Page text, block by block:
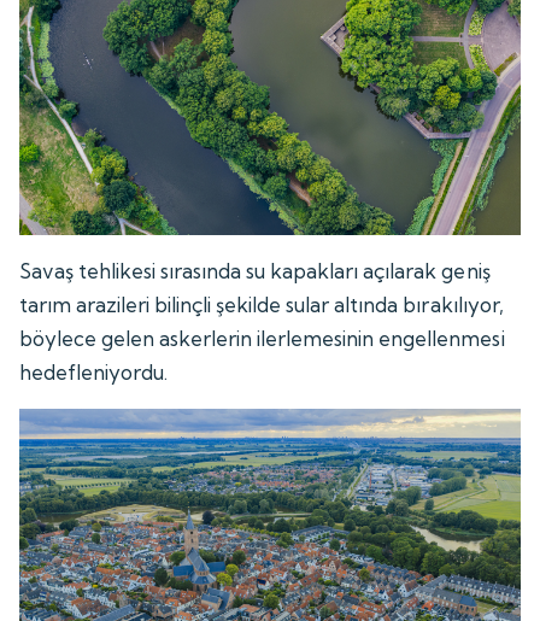
Savaş tehlikesi sırasında su kapakları açılarak geniş
tarım arazileri bilinçli şekilde sular altında bırakılıyor,
böylece gelen askerlerin ilerlemesinin engellenmesi
hedefleniyordu.